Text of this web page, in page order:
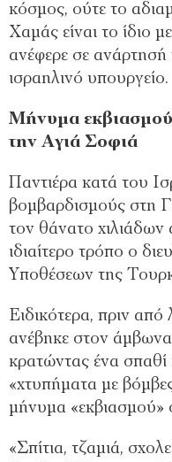
κόσμος, ούτε το
Χαμάς είναι το ίδιο
ανέφερε σε
ισραηλινό υπουργείο.
Μήνυμα εκβιασμού
την Αγιά Σοφιά
Παντιέρα κατά του
βομβαρδισμούς στη
τον θάνατο
ιδιαίτερο τρόπο ο
Υποθέσεων της
Ειδικότερα, πριν
ανέβηκε στον
κρατώντας ένα σπαθί
«χτυπήματα με
μήνυμα «εκβιασμού»
«Σπίτια, τζαμιά,